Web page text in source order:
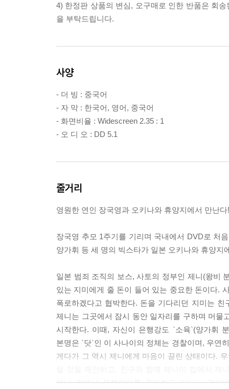
4) 한정판 상품의 변심, 오구매로 인한 반품은 회
을 부탁드립니다.
사양
- 더 빙 : 중국어
- 자 막 : 한국어, 영어, 중국어
- 화면비율 : Widescreen 2.35 : 1
- 오 디 오 : DD 5.1
줄거리
영원한 연인 장국영과 오키나와 휴양지에서 만난다!
장국영 추모 1주기를 기리며 국내에서 DVD로 처
양가휘 등 세 명의 빅스타가 일본 오키나와 휴양
일본 범죄 조직의 보스, 사토의 정부인 제니(왕비
있는 지미에게 줄 돈이 들어 있는 중요한 돈이다.
폭로하겠다고 협박한다. 돈을 기다리던 지미는
제니는 그곳에서 잠시 동안 일자리를 구하며 머물
시작한다. 이때, 자신이 은행강도 `소육`(양가휘
본명은 `닷`인 이 사나이의 정체는 경찰이며, 우연
게다가 그 역시 제니에게 마음이 끌린 상태이다.
제니 집에서 은행털이를 준비하고 있다는 것